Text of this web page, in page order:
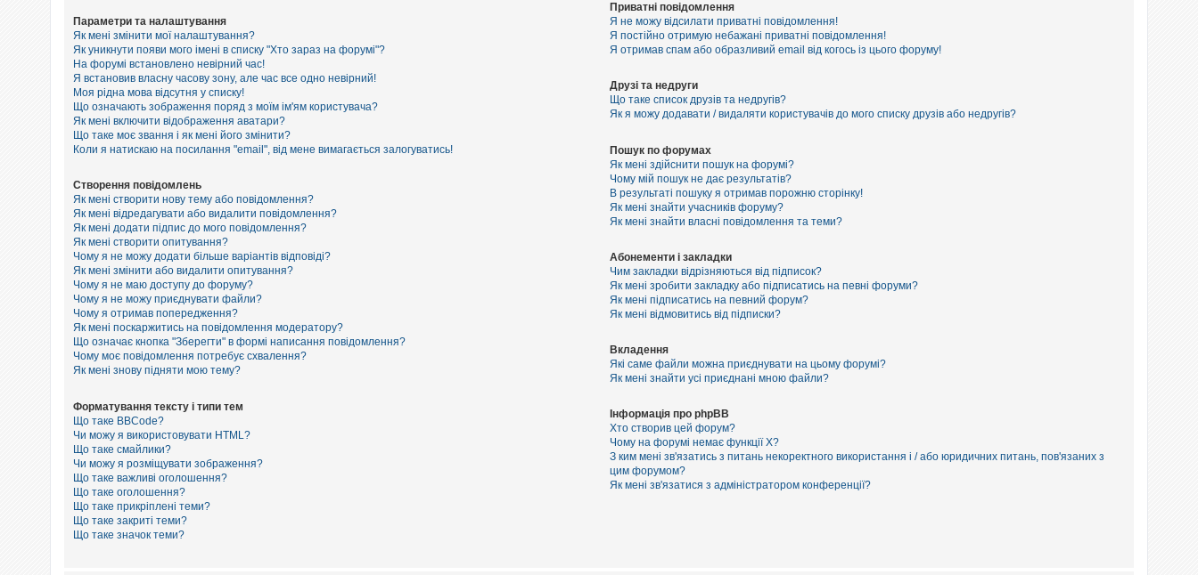
Параметри та налаштування
Як мені змінити мої налаштування?
Як уникнути появи мого імені в списку "Хто зараз на форумі"?
На форумі встановлено невірний час!
Я встановив власну часову зону, але час все одно невірний!
Моя рідна мова відсутня у списку!
Що означають зображення поряд з моїм ім'ям користувача?
Як мені включити відображення аватари?
Що таке моє звання і як мені його змінити?
Коли я натискаю на посилання "email", від мене вимагається залогуватись!
Створення повідомлень
Як мені створити нову тему або повідомлення?
Як мені відредагувати або видалити повідомлення?
Як мені додати підпис до мого повідомлення?
Як мені створити опитування?
Чому я не можу додати більше варіантів відповіді?
Як мені змінити або видалити опитування?
Чому я не маю доступу до форуму?
Чому я не можу приєднувати файли?
Чому я отримав попередження?
Як мені поскаржитись на повідомлення модератору?
Що означає кнопка "Зберегти" в формі написання повідомлення?
Чому моє повідомлення потребує схвалення?
Як мені знову підняти мою тему?
Форматування тексту і типи тем
Що таке BBCode?
Чи можу я використовувати HTML?
Що таке смайлики?
Чи можу я розміщувати зображення?
Що таке важливі оголошення?
Що таке оголошення?
Що таке прикріплені теми?
Що таке закриті теми?
Що таке значок теми?
Приватні повідомлення
Я не можу відсилати приватні повідомлення!
Я постійно отримую небажані приватні повідомлення!
Я отримав спам або образливий email від когось із цього форуму!
Друзі та недруги
Що таке список друзів та недругів?
Як я можу додавати / видаляти користувачів до мого списку друзів або недругів?
Пошук по форумах
Як мені здійснити пошук на форумі?
Чому мій пошук не дає результатів?
В результаті пошуку я отримав порожню сторінку!
Як мені знайти учасників форуму?
Як мені знайти власні повідомлення та теми?
Абонементи і закладки
Чим закладки відрізняються від підписок?
Як мені зробити закладку або підписатись на певні форуми?
Як мені підписатись на певний форум?
Як мені відмовитись від підписки?
Вкладення
Які саме файли можна приєднувати на цьому форумі?
Як мені знайти усі приєднані мною файли?
Інформація про phpBB
Хто створив цей форум?
Чому на форумі немає функції X?
З ким мені зв'язатись з питань некоректного використання і / або юридичних питань, пов'язаних з
цим форумом?
Як мені зв'язатися з адміністратором конференції?